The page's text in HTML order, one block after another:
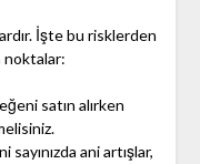
İşte bu risklerden
noktalar:
satın alırken
sayınızda ani artışlar,